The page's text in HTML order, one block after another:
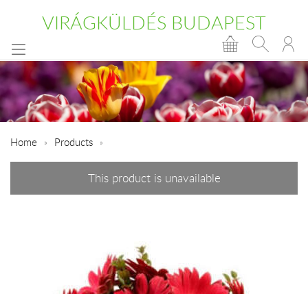
VIRÁGKÜLDÉS BUDAPEST
Home Products
This product is unavailable